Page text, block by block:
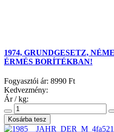
1974, GRUNDGESETZ,
ÉRMÉS BORÍTÉKBAN!
Fogyasztói ár: 8990 Ft
Kedvezmény:
Ár / kg: